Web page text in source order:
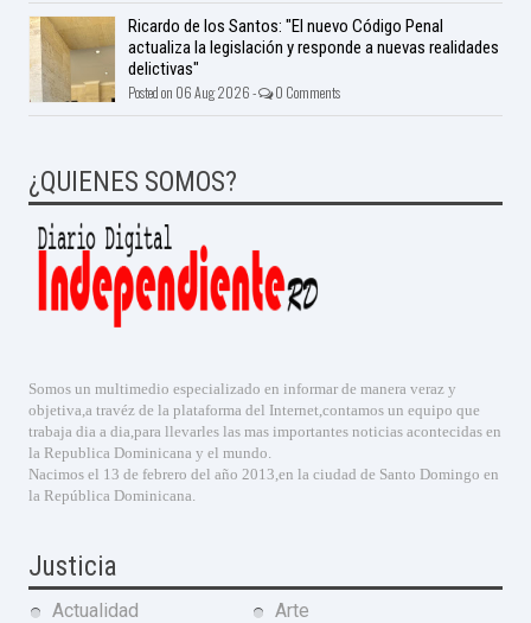
Ricardo de los Santos: "El nuevo Código Penal
actualiza la legislación y responde a nuevas realidades
delictivas"
Posted on 06 Aug 2026 - 0 Comments
¿QUIENES SOMOS?
Somos un multimedio especializado en informar de manera veraz y
objetiva,a travéz de la plataforma del Internet,contamos un equipo que
trabaja dia a dia,para llevarles las mas importantes noticias acontecidas en
la Republica Dominicana y el mundo.
Nacimos el 13 de febrero del año 2013,en la ciudad de Santo Domingo en
la República Dominicana.
Justicia
Actualidad
Arte